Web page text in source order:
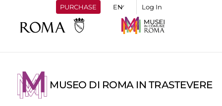
PURCHASE Log In
MUSEO DI ROMA IN TRASTEVERE